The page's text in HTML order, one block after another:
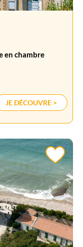
en chambre
JE DÉCOUVRE >